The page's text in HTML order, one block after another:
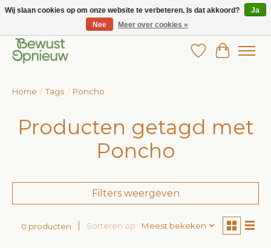
Wij bieden het grootste aanbod in betaalbare kinderkleding!
Verlanglijst
Home / Tags / Poncho
Producten getagd met
Poncho
Filters weergeven
0 producten Sorteren op Meest bekeken
Wij slaan cookies op om onze website te verbeteren. Is dat akkoord?
Ja
Nee
Meer over cookies »